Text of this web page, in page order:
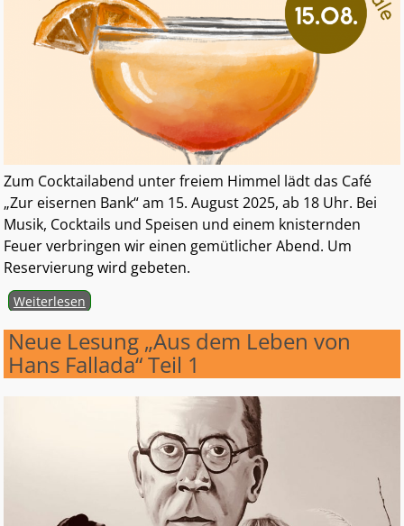
Zum Cocktailabend unter freiem Himmel lädt das Café
„Zur eisernen Bank“ am 15. August 2025, ab 18 Uhr. Bei
Musik, Cocktails und Speisen und einem knisternden
Feuer verbringen wir einen gemütlicher Abend. Um
Reservierung wird gebeten.
Weiterlesen
Neue Lesung „Aus dem Leben von
Hans Fallada“ Teil 1